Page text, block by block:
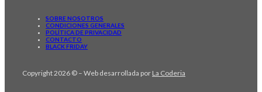
SOBRE NOSOTROS
CONDICIONES GENERALES
POLÍTICA DE PRIVACIDAD
CONTACTO
BLACK FRIDAY
Copyright 2026 © – Web desarrollada por La Coderia